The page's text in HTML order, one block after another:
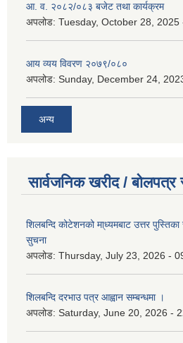
आ. व. २०८२/०८३ बजेट तथा कार्यक्रम
अपलोड: Tuesday, October 28, 2025
आय व्यय विवरण २०७९/०८०
अपलोड: Sunday, December 24,
अन्य
सार्वजनिक खरीद / बोलपत्र
शिलबन्दि कोटेशनको मा्ध्यमबाट उत्तर
सुचना
अपलोड: Thursday, July 23, 2026 -
शिलबन्दि दरभाउ पत्र आह्वान सम्बन्धमा ।
अपलोड: Saturday, June 20, 2026 -